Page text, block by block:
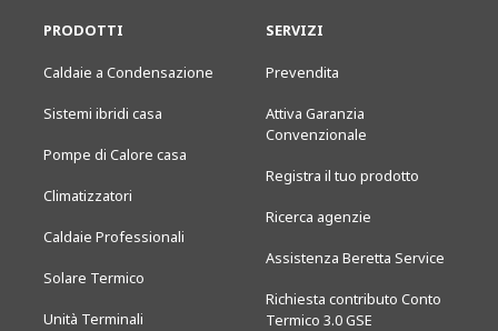
PRODOTTI
Caldaie a Condensazione
Sistemi ibridi casa
Pompe di Calore casa
Climatizzatori
Caldaie Professionali
Solare Termico
Unità Terminali
SERVIZI
Prevendita
Attiva Garanzia
Convenzionale
Registra il tuo prodotto
Ricerca agenzie
Assistenza Beretta Service
Richiesta contributo Conto
Termico 3.0 GSE